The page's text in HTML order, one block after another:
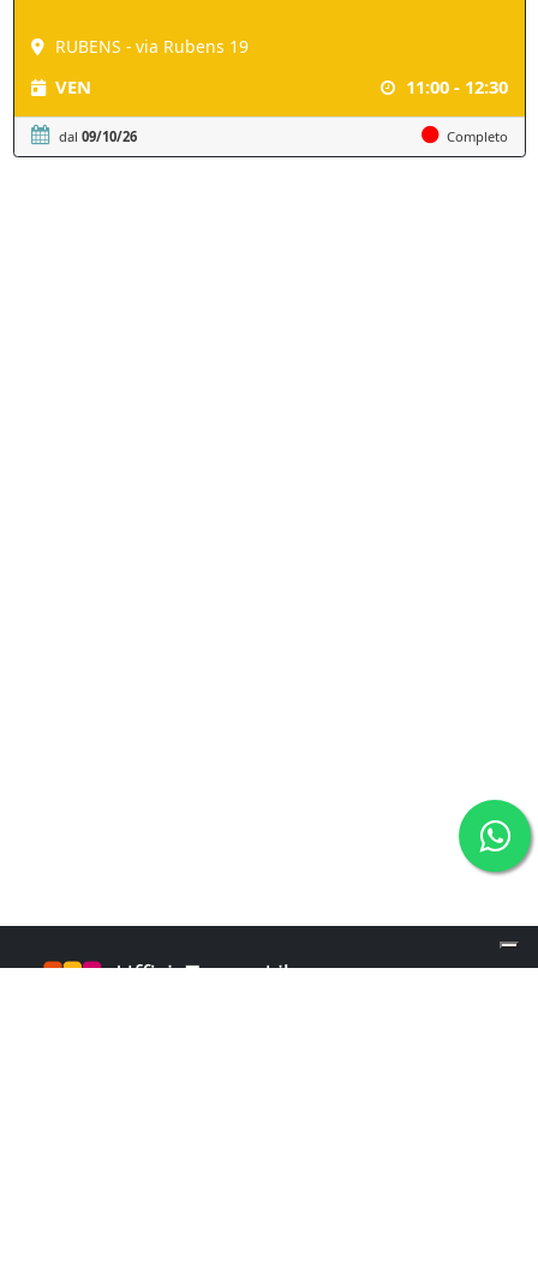
RUBENS - via Rubens 19
VEN 11:00 - 12:30
dal 09/10/26 Completo